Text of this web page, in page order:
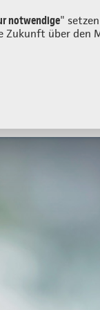
notwendige"
Zukunft über den